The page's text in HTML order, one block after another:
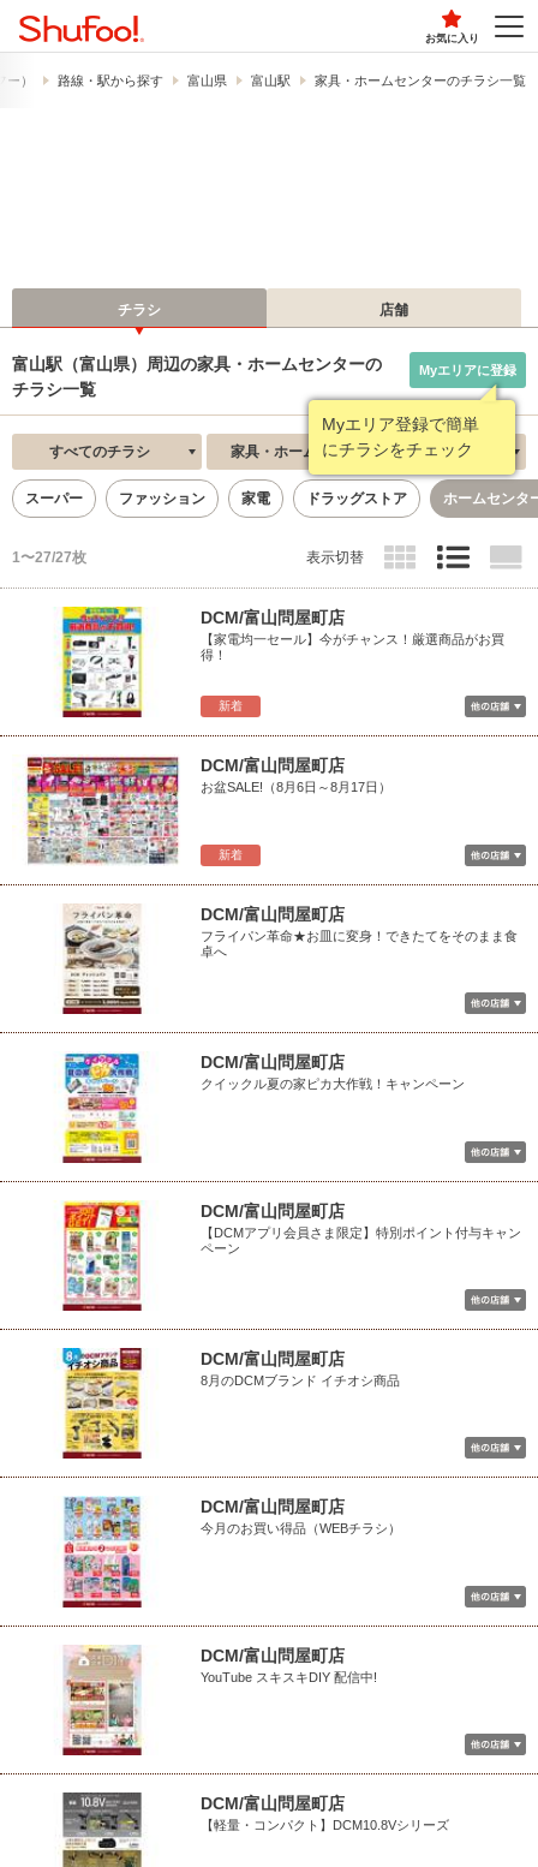
お気に入り
） 路線・駅から探す 富山県 富山駅 家具・ホームセンターのチラシ一覧
チラシ 店舗
富山駅（富山県）周辺の家具・ホームセンターの
チラシ一覧
Myエリア登録で簡単
にチラシをチェック
Myエリアに登録
すべてのチラシ 家具・ホームセンター 新着順
スーパー ファッション 家電 ドラッグストア ホームセンタ
1〜27/27枚 表示切替
新着
DCM/富山問屋町店
【家電均一セール】今がチャンス！厳選商品がお買
得！
新着
DCM/富山問屋町店
お盆SALE!（8月6日～8月17日）
DCM/富山問屋町店
フライパン革命★お皿に変身！できたてをそのまま食
卓へ
DCM/富山問屋町店
クイックル夏の家ピカ大作戦！キャンペーン
DCM/富山問屋町店
【DCMアプリ会員さま限定】特別ポイント付与キャン
ペーン
DCM/富山問屋町店
8月のDCMブランド イチオシ商品
DCM/富山問屋町店
今月のお買い得品（WEBチラシ）
DCM/富山問屋町店
YouTube スキスキDIY 配信中!
DCM/富山問屋町店
【軽量・コンパクト】DCM10.8Vシリーズ